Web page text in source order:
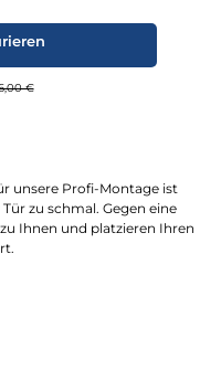
Preis:
€
unsere Profi-Montage ist
zu schmal. Gegen eine
Ihnen und platzieren Ihren